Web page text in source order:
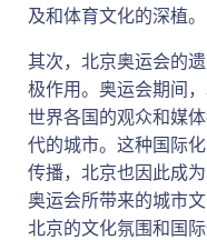
及和体育文化的深植。
其次，北京奥运会的
极作用。奥运会期间
世界各国的观众和媒
代的城市。这种国际
传播，北京也因此成
奥运会所带来的城市
北京的文化氛围和国际